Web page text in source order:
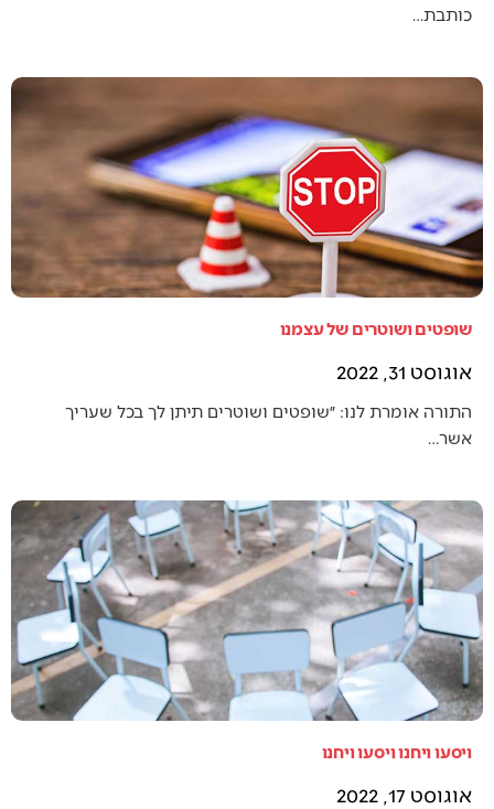
כותבת…
שופטים ושוטרים של עצמנו
אוגוסט 31, 2022
התורה אומרת לנו: ״שופטים ושוטרים תיתן לך בכל שעריך
אשר…
ויסעו ויחנו ויסעו ויחנו
אוגוסט 17, 2022